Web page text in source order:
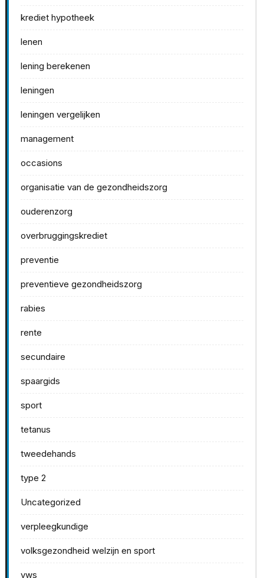
krediet hypotheek
lenen
lening berekenen
leningen
leningen vergelijken
management
occasions
organisatie van de gezondheidszorg
ouderenzorg
overbruggingskrediet
preventie
preventieve gezondheidszorg
rabies
rente
secundaire
spaargids
sport
tetanus
tweedehands
type 2
Uncategorized
verpleegkundige
volksgezondheid welzijn en sport
vws